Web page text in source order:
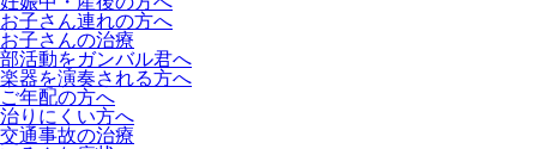
お子さん連れの方へ
お子さんの治療
部活動をガンバル君へ
楽器を演奏される方へ
ご年配の方へ
治りにくい方へ
交通事故の治療